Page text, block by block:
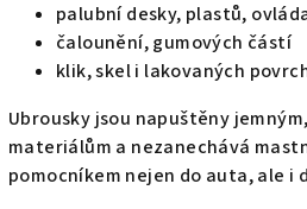
palubní desky, plastů,
čalounění, gumových částí
klik, skel i lakovaných
Ubrousky jsou napuštěny
materiálům a nezanechává
pomocníkem nejen do auta, ale i